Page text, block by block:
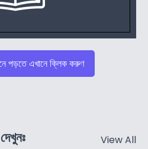
পড়তে এখানে ক্লিক করুণ
View All